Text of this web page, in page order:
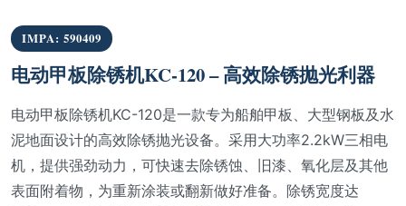
IMPA: 590409
电动甲板除锈机KC-120 – 高效除锈抛光利器
电动甲板除锈机KC-120是一款专为船舶甲板、大型钢板及水
泥地面设计的高效除锈抛光设备。采用大功率2.2kW三相电
机，提供强劲动力，可快速去除锈蚀、旧漆、氧化层及其他
表面附着物，为重新涂装或翻新做好准备。除锈宽度达